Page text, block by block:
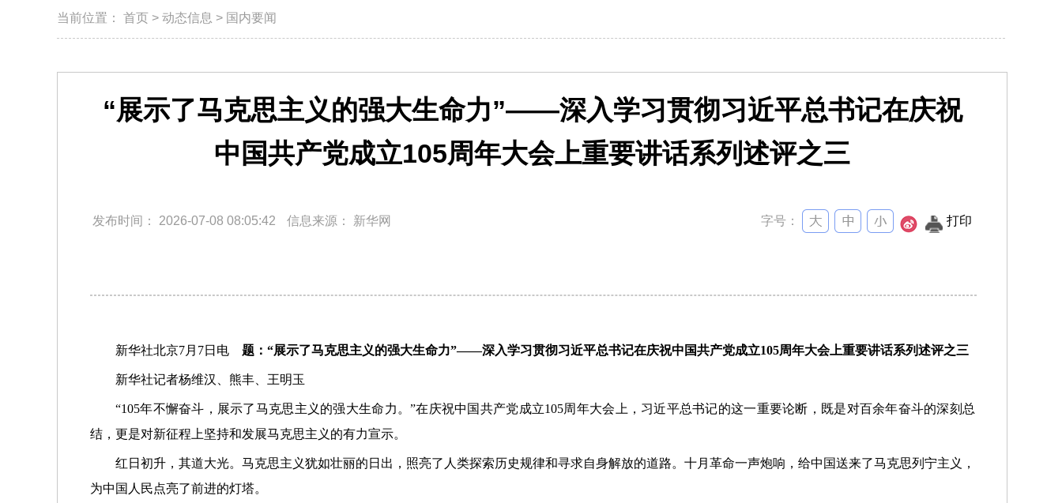
当前位置： 首页 > 动态信息 > 国内要闻
“展示了马克思主义的强大生命力”——深入学习贯彻习近平总书记在庆祝
中国共产党成立105周年大会上重要讲话系列述评之三
发布时间： 2026-07-08 08:05:42 信息来源： 新华网 字号： 打印
新华社北京7月7日电 题：“展示了马克思主义的强大生命力”——深入学习贯彻习近平总书记在庆祝中国共产党成立105周年大会上重要讲话系列述评之三
新华社记者杨维汉、熊丰、王明玉
“105年不懈奋斗，展示了马克思主义的强大生命力。”在庆祝中国共产党成立105周年大会上，习近平总书记的这一重要论断，既是对百余年奋斗的深刻总
结，更是对新征程上坚持和发展马克思主义的有力宣示。
红日初升，其道大光。马克思主义犹如壮丽的日出，照亮了人类探索历史规律和寻求自身解放的道路。十月革命一声炮响，给中国送来了马克思列宁主义，
为中国人民点亮了前进的灯塔。